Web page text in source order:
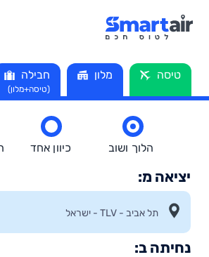
טיסות
טיסה מלון חבילה
(טיסה+מלון)
הלוך ושוב כיוון אחד
יציאה מ:
נחיתה ב: